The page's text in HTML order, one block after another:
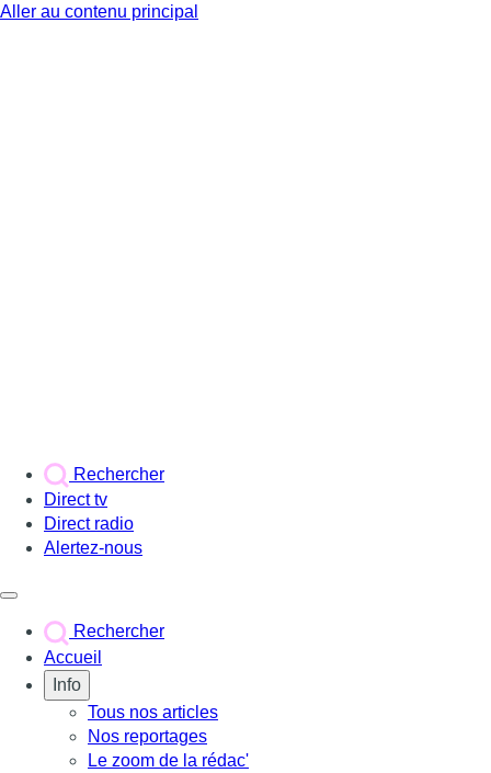
Aller au contenu principal
Rechercher
Direct tv
Direct radio
Alertez-nous
Rechercher
Accueil
Info
Tous nos articles
Nos reportages
Le zoom de la rédac'